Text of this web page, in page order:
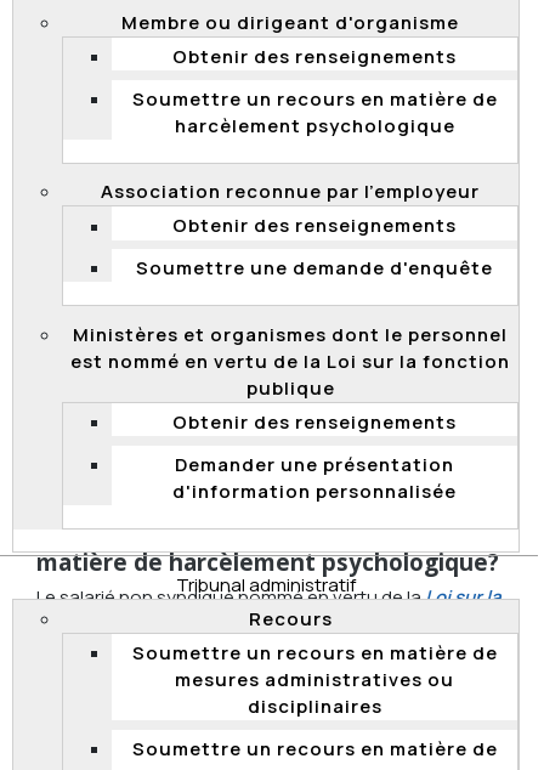
Membre ou dirigeant d'organisme
Obtenir des renseignements
Soumettre un recours en matière de
harcèlement psychologique
Association reconnue par l’employeur
Obtenir des renseignements
Soumettre une demande d'enquête
Ministères et organismes dont le personnel
est nommé en vertu de la Loi sur la fonction
publique
Obtenir des renseignements
Demander une présentation
d'information personnalisée
Tribunal administratif
Recours
Soumettre un recours en matière de
mesures administratives ou
disciplinaires
Soumettre un recours en matière de
Le harcèlement psychologique est une conduite
vexatoire se manifestant par des comportements, des
paroles, des actes ou des gestes répétés, qui sont
hostiles ou non désirés. Une telle conduite porte
atteinte à la dignité ou à l’intégrité psychologique du
Les gestes à caractère sexuel sont considérés comme
la définition du harcèlement psychologique.
psychologique si elle porte atteinte à l’intégrité
psychologique ou physique du salarié et si elle produit
un effet pernicieux.
Qui peut déposer un recours à la
Commission de la fonction publique en
matière de harcèlement psychologique?
Le salarié non syndiqué nommé en vertu de laLoi sur la
fonction publique
, l’administrateur d’État, le membre
et le dirigeant d’organisme, le procureur aux poursuites
criminelles et pénales.